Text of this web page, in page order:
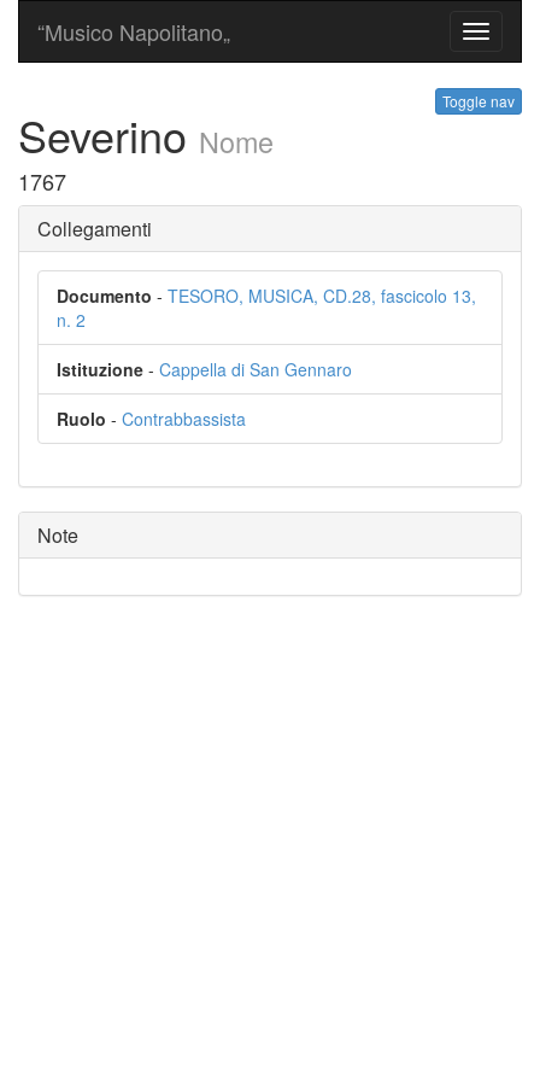
Toggle
“Musico Napolitano„
Toggle nav
Severino Nome
1767
Collegamenti
Documento - TESORO, MUSICA, CD.28, fascicolo 13,
n. 2
Istituzione - Cappella di San Gennaro
Ruolo - Contrabbassista
Note